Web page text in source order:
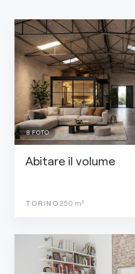
8FOTO
Abitare il volume
TORINO 250 m²